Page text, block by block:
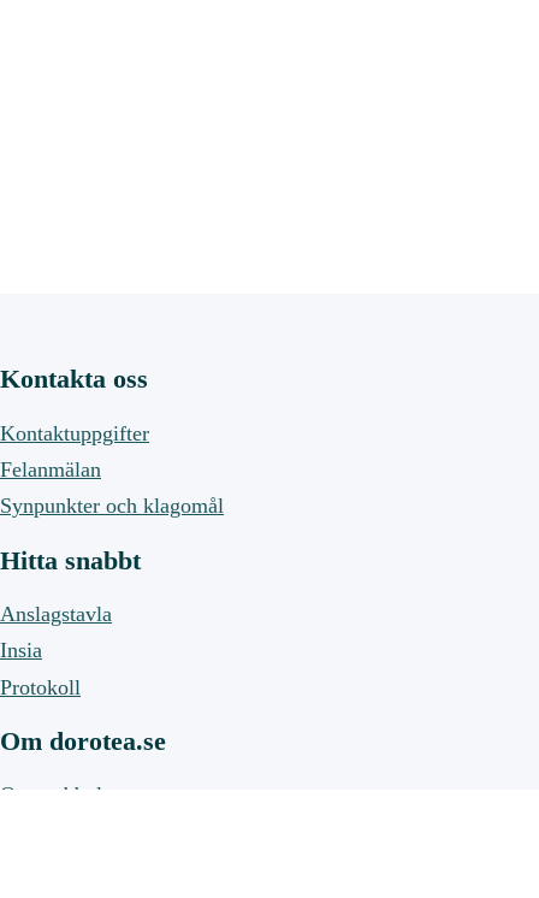
Kontakta oss
Kontaktuppgifter
Felanmälan
Synpunkter och klagomål
Hitta snabbt
Anslagstavla
Insia
Protokoll
Om dorotea.se
Om webbplatsen